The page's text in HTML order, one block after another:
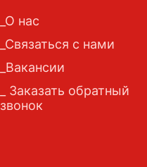
О нас
Связаться с нами
Вакансии
Заказать обратный
звонок